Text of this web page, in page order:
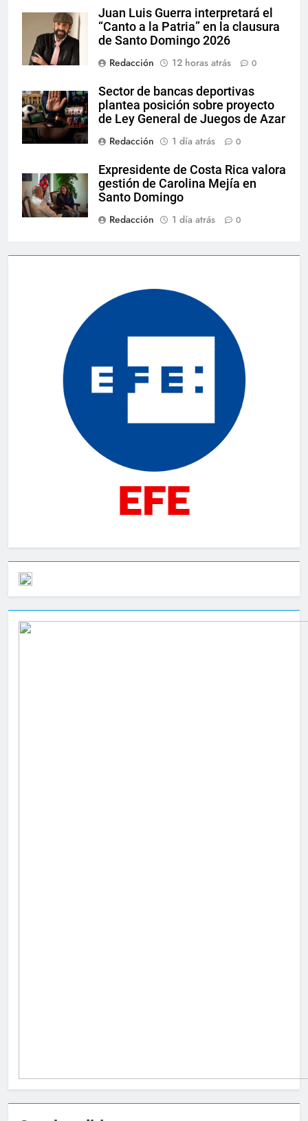
Juan Luis Guerra interpretará el
“Canto a la Patria” en la clausura
de Santo Domingo 2026
Redacción
12 horas atrás 0
Sector de bancas deportivas
plantea posición sobre proyecto
de Ley General de Juegos de Azar
Redacción
1 día atrás 0
Expresidente de Costa Rica valora
gestión de Carolina Mejía en
Santo Domingo
Redacción
1 día atrás 0